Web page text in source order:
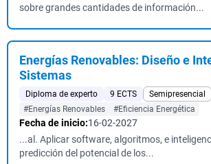
sobre grandes cantidades de información...
Energías Renovables: Diseño e
Sistemas
Diploma de experto 9 ECTS Semipresencial
#Energías Renovables
#Eficiencia Energética
Fecha de inicio:16-02-2027
...al. Aplicar software, algoritmos, e
predicción del potencial de los...